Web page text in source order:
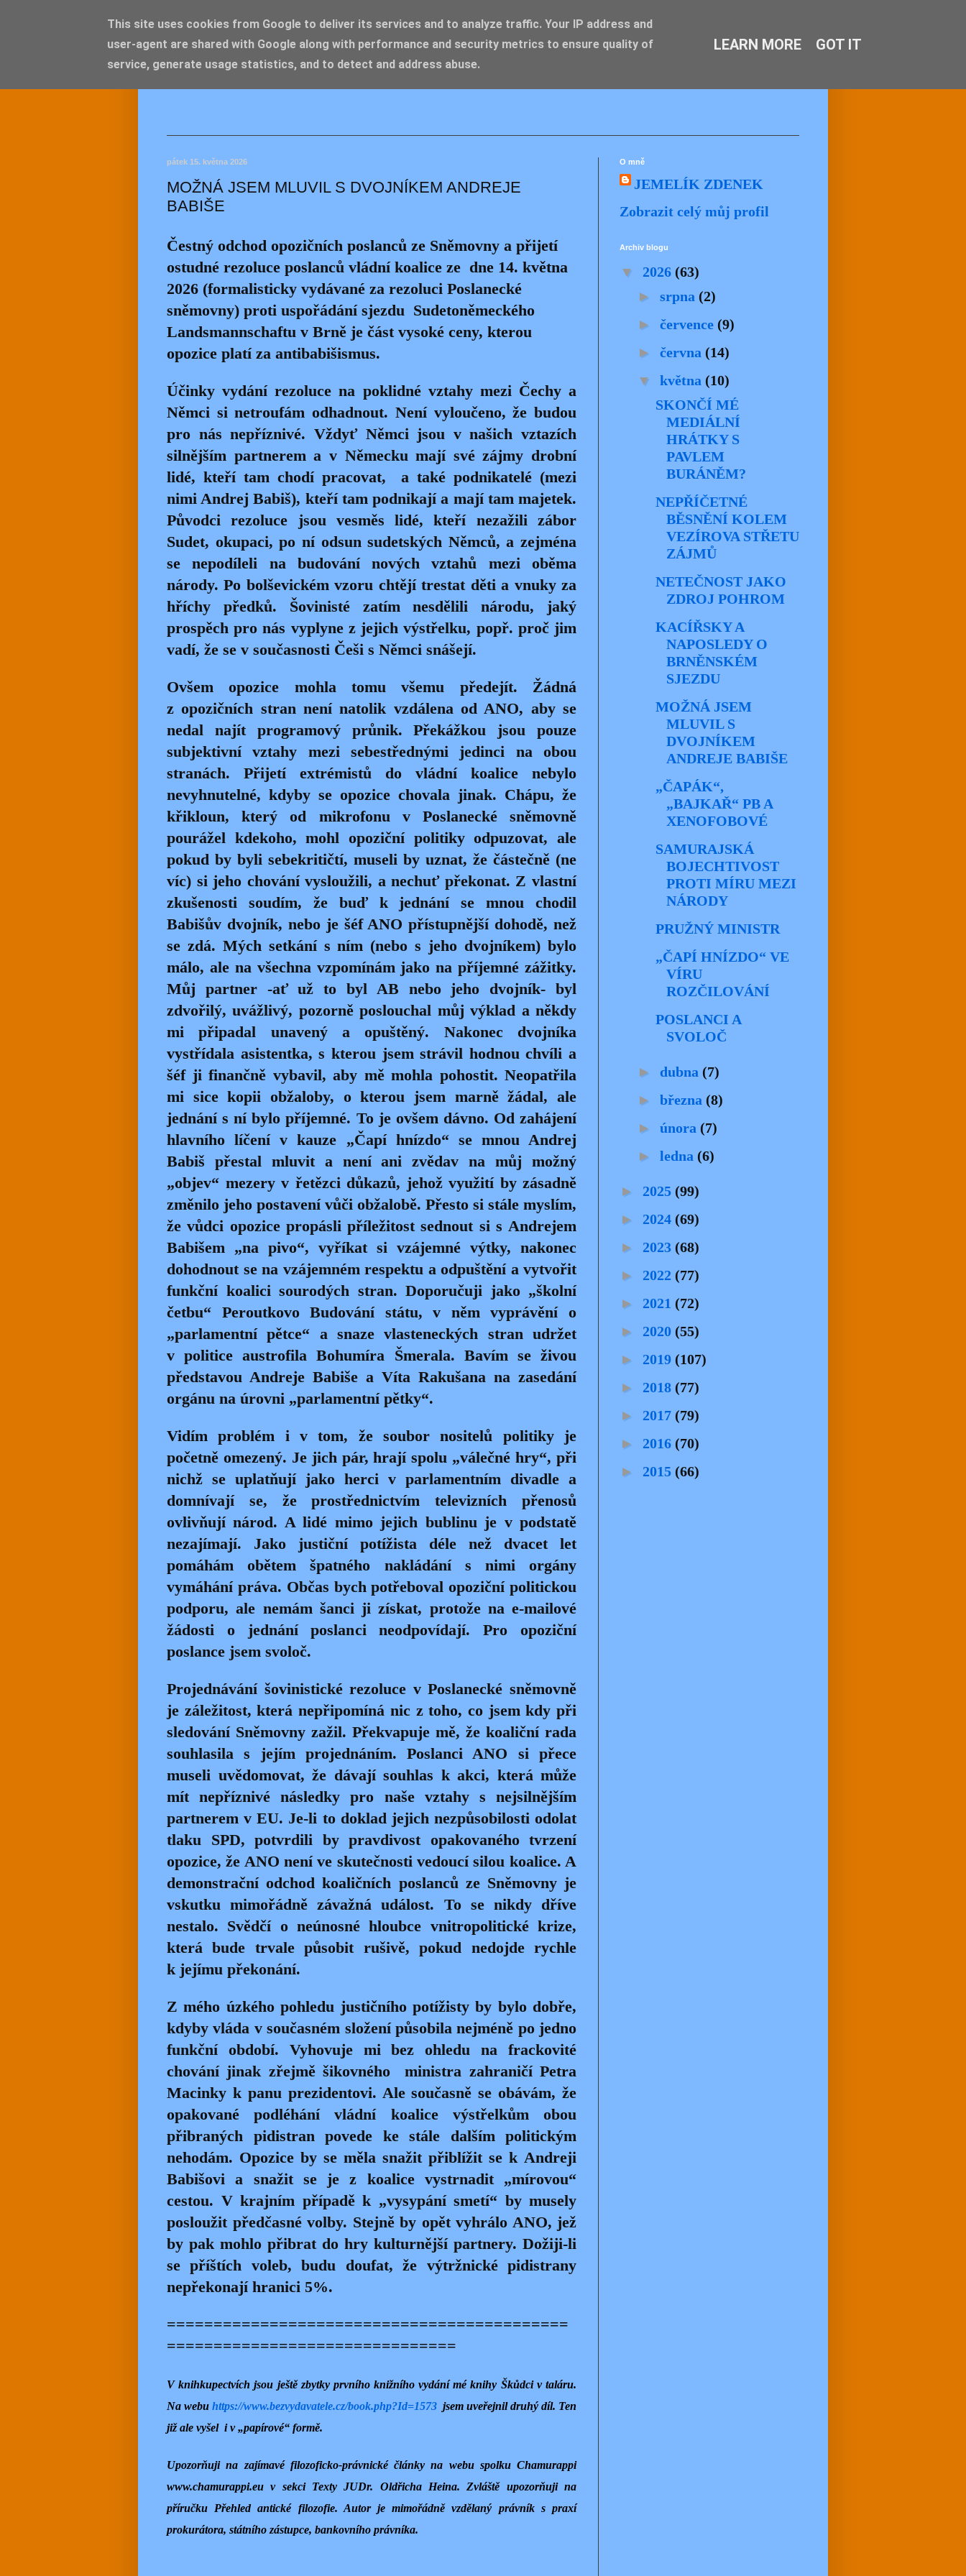
JEMELIK ZDENĚK
pátek 15. května 2026
MOŽNÁ JSEM MLUVIL S DVOJNÍKEM ANDREJE
BABIŠE
Čestný odchod opozičních poslanců ze Sněmovny a přijetí
ostudné rezoluce poslanců vládní koalice ze dne 14. května
2026 (formalisticky vydávané za rezoluci Poslanecké
sněmovny) proti uspořádání sjezdu Sudetoněmeckého
Landsmannschaftu v Brně je část vysoké ceny, kterou
opozice platí za antibabišismus.
Účinky vydání rezoluce na poklidné vztahy mezi Čechy a
Němci si netroufám odhadnout. Není vyloučeno, že budou
pro nás nepříznivé. Vždyť Němci jsou v našich vztazích
silnějším partnerem a v Německu mají své zájmy drobní
lidé, kteří tam chodí pracovat, a také podnikatelé (mezi
nimi Andrej Babiš), kteří tam podnikají a mají tam majetek.
Původci rezoluce jsou vesměs lidé, kteří nezažili zábor
Sudet, okupaci, po ní odsun sudetských Němců, a zejména
se nepodíleli na budování nových vztahů mezi oběma
národy. Po bolševickém vzoru chtějí trestat děti a vnuky za
hříchy předků. Šovinisté zatím nesdělili národu, jaký
prospěch pro nás vyplyne z jejich výstřelku, popř. proč jim
vadí, že se v současnosti Češi s Němci snášejí.
Ovšem opozice mohla tomu všemu předejít. Žádná
z opozičních stran není natolik vzdálena od ANO, aby se
nedal najít programový průnik. Překážkou jsou pouze
subjektivní vztahy mezi sebestřednými jedinci na obou
stranách. Přijetí extrémistů do vládní koalice nebylo
nevyhnutelné, kdyby se opozice chovala jinak. Chápu, že
křikloun, který od mikrofonu v Poslanecké sněmovně
pourážel kdekoho, mohl opoziční politiky odpuzovat, ale
pokud by byli sebekritičtí, museli by uznat, že částečně (ne
víc) si jeho chování vysloužili, a nechuť překonat. Z vlastní
zkušenosti soudím, že buď k jednání se mnou chodil
Babišův dvojník, nebo je šéf ANO přístupnější dohodě, než
se zdá. Mých setkání s ním (nebo s jeho dvojníkem) bylo
málo, ale na všechna vzpomínám jako na příjemné zážitky.
Můj partner -ať už to byl AB nebo jeho dvojník- byl
zdvořilý, uvážlivý, pozorně poslouchal můj výklad a někdy
mi připadal unavený a opuštěný. Nakonec dvojníka
vystřídala asistentka, s kterou jsem strávil hodnou chvíli a
šéf ji finančně vybavil, aby mě mohla pohostit. Neopatřila
mi sice kopii obžaloby, o kterou jsem marně žádal, ale
jednání s ní bylo příjemné. To je ovšem dávno. Od zahájení
hlavního líčení v kauze „Čapí hnízdo“ se mnou Andrej
Babiš přestal mluvit a není ani zvědav na můj možný
„objev“ mezery v řetězci důkazů, jehož využití by zásadně
změnilo jeho postavení vůči obžalobě. Přesto si stále myslím,
že vůdci opozice propásli příležitost sednout si s Andrejem
Babišem „na pivo“, vyříkat si vzájemné výtky, nakonec
dohodnout se na vzájemném respektu a odpuštění a vytvořit
funkční koalici sourodých stran. Doporučuji jako „školní
četbu“ Peroutkovo Budování státu, v něm vyprávění o
„parlamentní pětce“ a snaze vlasteneckých stran udržet
v politice austrofila Bohumíra Šmerala. Bavím se živou
představou Andreje Babiše a Víta Rakušana na zasedání
orgánu na úrovni „parlamentní pětky“.
Vidím problém i v tom, že soubor nositelů politiky je
početně omezený. Je jich pár, hrají spolu „válečné hry“, při
nichž se uplatňují jako herci v parlamentním divadle a
domnívají se, že prostřednictvím televizních přenosů
ovlivňují národ. A lidé mimo jejich bublinu je v podstatě
nezajímají. Jako justiční potížista déle než dvacet let
pomáhám obětem špatného nakládání s nimi orgány
vymáhání práva. Občas bych potřeboval opoziční politickou
podporu, ale nemám šanci ji získat, protože na e-mailové
žádosti o jednání poslanci neodpovídají. Pro opoziční
poslance jsem svoloč.
Projednávání šovinistické rezoluce v Poslanecké sněmovně
je záležitost, která nepřipomíná nic z toho, co jsem kdy při
sledování Sněmovny zažil. Překvapuje mě, že koaliční rada
souhlasila s jejím projednáním. Poslanci ANO si přece
museli uvědomovat, že dávají souhlas k akci, která může
mít nepříznivé následky pro naše vztahy s nejsilnějším
partnerem v EU. Je-li to doklad jejich nezpůsobilosti odolat
tlaku SPD, potvrdili by pravdivost opakovaného tvrzení
opozice, že ANO není ve skutečnosti vedoucí silou koalice. A
demonstrační odchod koaličních poslanců ze Sněmovny je
vskutku mimořádně závažná událost. To se nikdy dříve
nestalo. Svědčí o neúnosné hloubce vnitropolitické krize,
která bude trvale působit rušivě, pokud nedojde rychle
k jejímu překonání.
Z mého úzkého pohledu justičního potížisty by bylo dobře,
kdyby vláda v současném složení působila nejméně po jedno
funkční období. Vyhovuje mi bez ohledu na frackovité
chování jinak zřejmě šikovného
ministra zahraničí Petra
Macinky k panu prezidentovi. Ale současně se obávám, že
opakované podléhání vládní koalice výstřelkům obou
přibraných pidistran povede ke stále dalším politickým
nehodám. Opozice by se měla snažit přiblížit se k Andreji
Babišovi a snažit se je z koalice vystrnadit „mírovou“
cestou. V krajním případě k „vysypání smetí“ by musely
posloužit předčasné volby. Stejně by opět vyhrálo ANO, jež
by pak mohlo přibrat do hry kulturnější partnery. Dožiji-li
se příštích voleb, budu doufat, že výtržnické pidistrany
nepřekonají hranici 5%.
===========================================
===============================
V knihkupectvích jsou ještě zbytky prvního knižního vydání mé knihy Škůdci v taláru.
Na webu https://www.bezvydavatele.cz/book.php?Id=1573 jsem uveřejnil druhý díl. Ten
již ale vyšel i v „papírové“ formě.
Upozorňuji na zajímavé filozoficko-právnické články na webu spolku Chamurappi
www.chamurappi.eu v sekci Texty JUDr. Oldřicha Heina. Zvláště upozorňuji na
příručku Přehled antické filozofie. Autor je mimořádně vzdělaný právník s praxí
prokurátora, státního zástupce, bankovního právníka.
O mně
JEMELÍK ZDENEK
Zobrazit celý můj profil
Archiv blogu
▼ 2026 (63)
► srpna (2)
► července (9)
► června (14)
▼ května (10)
SKONČÍ MÉ
MEDIÁLNÍ
HRÁTKY S
PAVLEM
BURÁNĚM?
NEPŘÍČETNÉ
BĚSNĚNÍ KOLEM
VEZÍROVA STŘETU
ZÁJMŮ
NETEČNOST JAKO
ZDROJ POHROM
KACÍŘSKY A
NAPOSLEDY O
BRNĚNSKÉM
SJEZDU
MOŽNÁ JSEM
MLUVIL S
DVOJNÍKEM
ANDREJE BABIŠE
„ČAPÁK“,
„BAJKAŘ“ PB A
XENOFOBOVÉ
SAMURAJSKÁ
BOJECHTIVOST
PROTI MÍRU MEZI
NÁRODY
PRUŽNÝ MINISTR
„ČAPÍ HNÍZDO“ VE
VÍRU
ROZČILOVÁNÍ
POSLANCI A
SVOLOČ
► dubna (7)
► března (8)
► února (7)
► ledna (6)
► 2025 (99)
► 2024 (69)
► 2023 (68)
► 2022 (77)
► 2021 (72)
► 2020 (55)
► 2019 (107)
► 2018 (77)
► 2017 (79)
► 2016 (70)
► 2015 (66)
This site uses cookies from Google to deliver its services and to analyze traffic. Your IP address and
user-agent are shared with Google along with performance and security metrics to ensure quality of
service, generate usage statistics, and to detect and address abuse.
LEARN MORE GOT IT